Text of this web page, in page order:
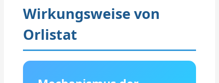
Wirkungsweise von
Orlistat